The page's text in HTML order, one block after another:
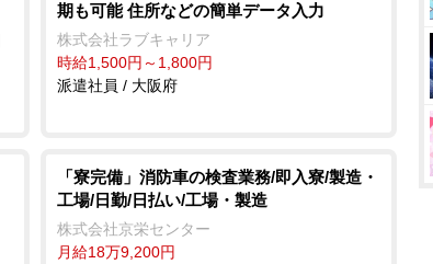
期も可能 住所などの簡単データ入力
株式会社ラブキャリア
時給1,500円～1,800円
派遣社員 / 大阪府
「寮完備」消防車の検査業務/即入寮/製造・
工場/日勤/日払い/工場・製造
株式会社京栄センター
月給18万9,200円